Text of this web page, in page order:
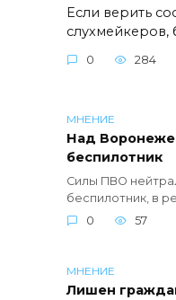
Если верить
0 284
МНЕНИЕ
Над
беспилотник
Силы ПВО
беспилотник, в
0
57
МНЕНИЕ
Лишен